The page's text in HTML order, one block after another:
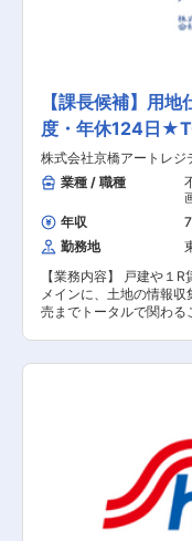
【課長候補】用
度・年休124日
株式会社京橋アートレジ
業種 / 職種
年収
勤務地
【業務内容】 戸建や１
メインに、土地の情報
売までトータルで関わる
ト。個人の裁量が大き
■マーケット調査 ■企
社や施工会社の選定、内容
者コメント】 土日休み
年度)、残業月20時間程
立がしやすい環境が特